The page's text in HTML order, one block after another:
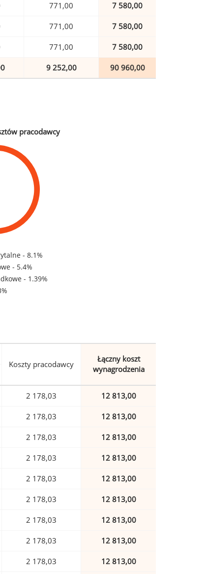
771,00 7 580,00
771,00 7 580,00
771,00 7 580,00
9 252,00 90 960,00
pracodawcy
- 8.1%
- 5.4%
- 1.39%
Koszty pracodawcy
Łączny koszt
wynagrodzenia
2 178,03 12 813,00
2 178,03 12 813,00
2 178,03 12 813,00
2 178,03 12 813,00
2 178,03 12 813,00
2 178,03 12 813,00
2 178,03 12 813,00
2 178,03 12 813,00
2 178,03 12 813,00